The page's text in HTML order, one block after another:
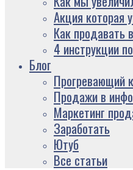
Акция которая
Как продавать
4 инструкции
Блог
Прогревающий
Продажи в
Маркетинг
Заработать
Ютуб
Все статьи